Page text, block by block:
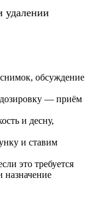
удалении
обсуждение
— приём
и десну,
и ставим
это требуется
назначение